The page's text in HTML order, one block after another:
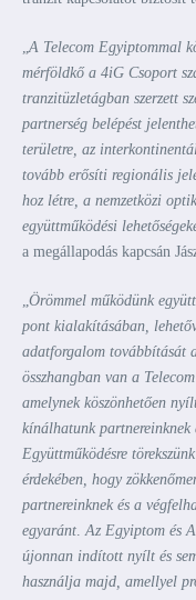
„A Telecom Egyiptommal
mérföldkő a 4iG Csoport
tranzitüzletágban szerzett
partnerség belépést
területre, az
tovább erősíti regionális
hoz létre, a nemzetközi
együttműködési
a megállapodás kapcsán
„Örömmel működünk
pont kialakításában,
adatforgalom továbbítását
összhangban van a
amelynek köszönhetően
kínálhatunk partnereinknek
Együttműködésre
érdekében, hogy
partnereinknek és a
egyaránt.Az Egyiptom és
újonnan indított nyílt és
használja majd, amellyel